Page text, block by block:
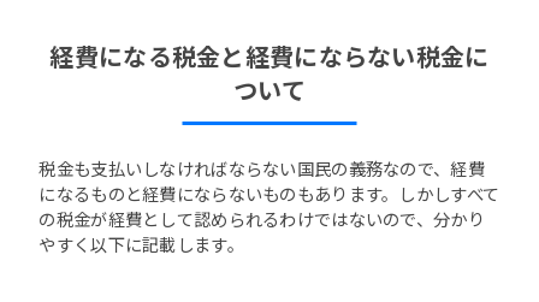
経費になる税金と経費にならない税金に
ついて
税金も支払いしなければならない国民の義務なので、経費
になるものと経費にならないものもあります。しかしすべて
の税金が経費として認められるわけではないので、分かり
やすく以下に記載します。